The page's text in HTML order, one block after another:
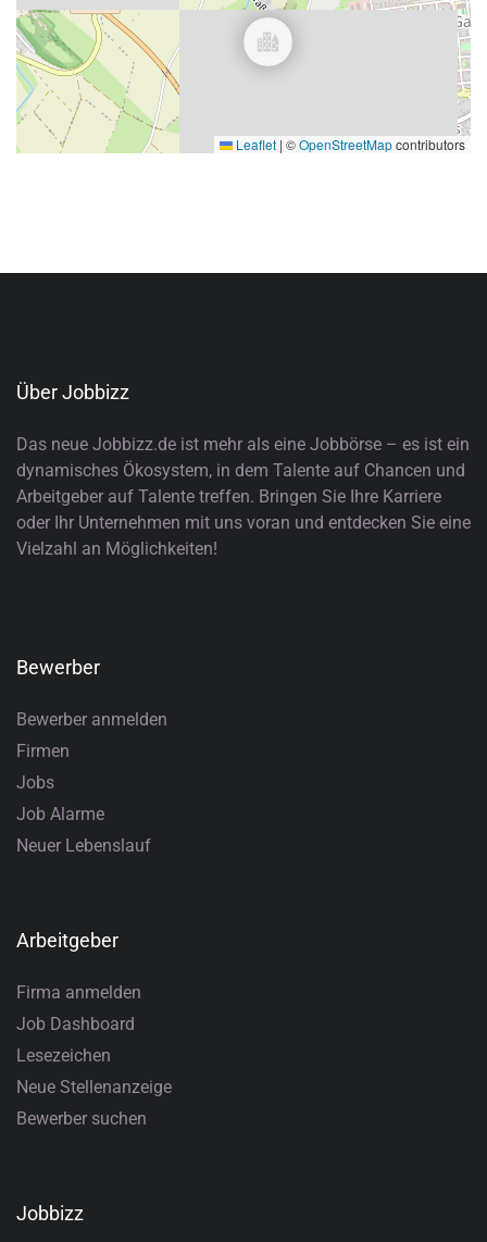
Leaflet | ©OpenStreetMapcontributors
Über Jobbizz
Das neue Jobbizz.de ist mehr als eine Jobbörse – es ist ein
dynamisches Ökosystem, in dem Talente auf Chancen und
Arbeitgeber auf Talente treffen. Bringen Sie Ihre Karriere
oder Ihr Unternehmen mit uns voran und entdecken Sie eine
Vielzahl an Möglichkeiten!
Bewerber
Bewerber anmelden
Firmen
Jobs
Job Alarme
Neuer Lebenslauf
Arbeitgeber
Firma anmelden
Job Dashboard
Lesezeichen
Neue Stellenanzeige
Bewerber suchen
Jobbizz